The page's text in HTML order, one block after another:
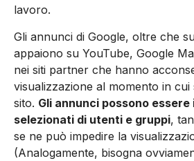
lavoro.
Gli annunci di Google, ol­tre che
appaiono su YouTube, Go­ogle
nei siti partner che hanno
visualizzazio­ne al momento in cui
sito. Gli annunci posso­no
sele­zionati di utenti e gruppi,
se ne può im­pedire la
(Analogamente, bisogna